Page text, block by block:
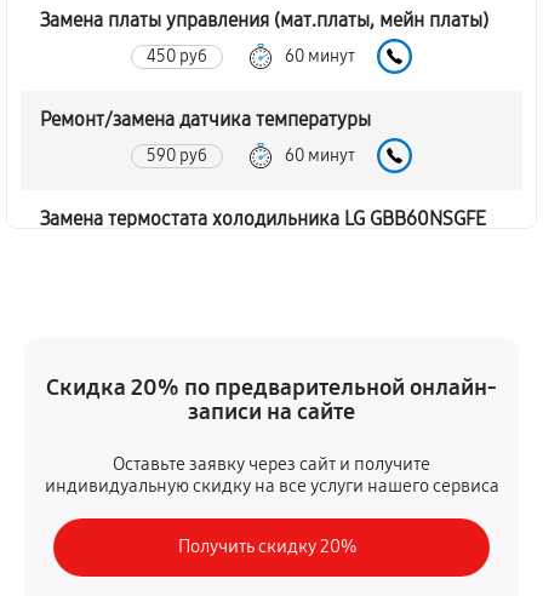
Замена платы управления (мат.платы, мейн платы)
450 руб 60 минут
Ремонт/замена датчика температуры
590 руб 60 минут
Замена термостата холодильника LG GBB60NSGFE
Замена мотор-компрессора
60 минут
Ремонт испарителя холодильника LG GBB60NSGFE
590 руб 60 минут
Скидка 20% по предварительной онлайн-
записи на сайте
Оставьте заявку через сайт и получите
индивидуальную скидку на все услуги нашего сервиса
Получить скидку 20%